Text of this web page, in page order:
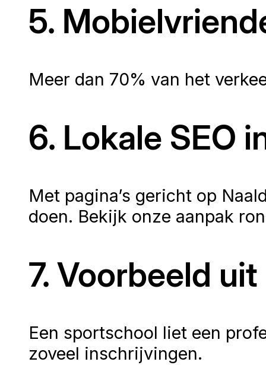
5.
Meer dan 70% van het
6. Lokale SEO
Met pagina’s gericht op
doen. Bekijk onze aanpak
7. Voorbeeld
Een sportschool liet een
zoveel inschrijvingen.